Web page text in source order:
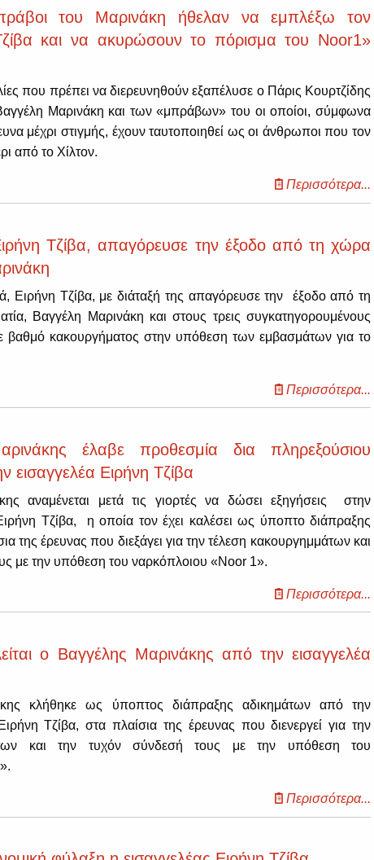
του Μαρινάκη ήθελαν να εμπλέξω τον
και να ακυρώσουν το πόρισμα του Noor1»
που πρέπει να διερευνηθούν εξαπέλυσε ο Πάρις Κουρτζίδης
Μαρινάκη και των «μπράβων» του οι οποίοι, σύμφωνα
μέχρι στιγμής, έχουν ταυτοποιηθεί ως οι άνθρωποι που τον
από το Χίλτον.
Περισσότερα...
Τζίβα, απαγόρευσε την έξοδο από τη χώρα
Ειρήνη Τζίβα, με διάταξή της απαγόρευσε την έξοδο από τη
Βαγγέλη Μαρινάκη και στους τρεις συγκατηγορουμένους
βαθμό κακουργήματος στην υπόθεση των εμβασμάτων για το
Περισσότερα...
έλαβε προθεσμία δια πληρεξούσιου
εισαγγελέα Ειρήνη Τζίβα
αναμένεται μετά τις γιορτές να δώσει εξηγήσεις στην
Τζίβα, η οποία τον έχει καλέσει ως ύποπτο διάπραξης
της έρευνας που διεξάγει για την τέλεση κακουργημμάτων και
με την υπόθεση του ναρκόπλοιου «Noor 1».
Περισσότερα...
ο Βαγγέλης Μαρινάκης από την εισαγγελέα
κλήθηκε ως ύποπτος διάπραξης αδικημάτων από την
Τζίβα, στα πλαίσια της έρευνας που διενεργεί για την
και την τυχόν σύνδεσή τους με την υπόθεση του
Περισσότερα...